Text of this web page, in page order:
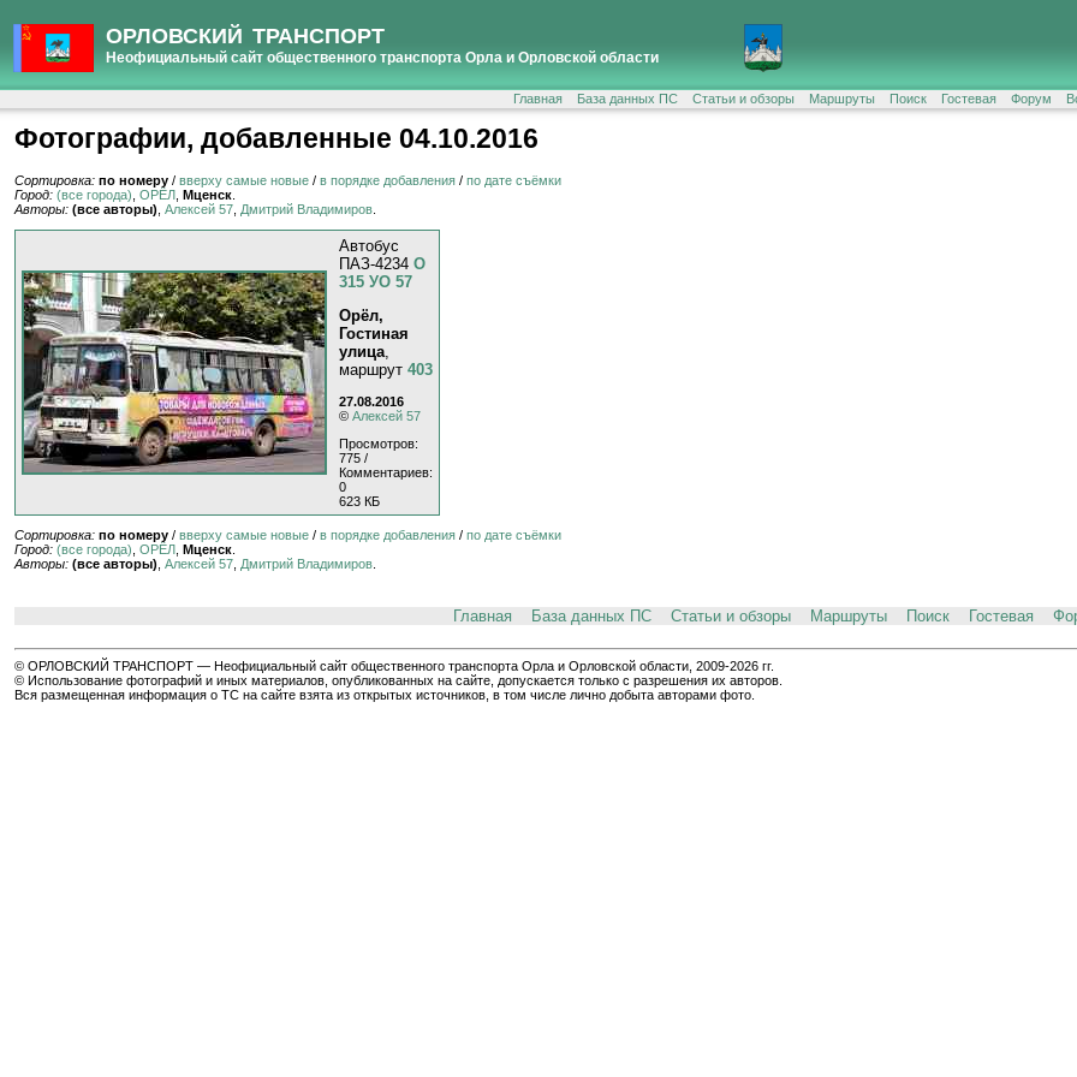
ОРЛОВСКИЙ ТРАНСПОРТ
Неофициальный сайт общественного транспорта Орла и Орловской области
Главная База данных ПС Статьи и обзоры Маршруты Поиск Гостевая Форум
Фотографии, добавленные 04.10.2016
Сортировка: по номеру / вверху самые новые / в порядке добавления / по дате съёмки
Город: (все города) ОРЁЛ Мценск
Авторы: (все авторы) Алексей 57 Дмитрий Владимиров
Автобус
ПАЗ-4234 О
315 УО 57
Орёл,
Гостиная
улица,
маршрут 403
27.08.2016
© Алексей 57
Просмотров:
775 /
Комментариев:
0
623 КБ
Сортировка: по номеру / вверху самые новые / в порядке добавления / по дате съёмки
Город: (все города), ОРЁЛ, Мценск.
Авторы: (все авторы), Алексей 57, Дмитрий Владимиров.
Главная База данных ПС Статьи и обзоры Маршруты Поиск Гостевая
© ОРЛОВСКИЙ ТРАНСПОРТ — Неофициальный сайт общественного транспорта Орла и Орловской области, 2009-2026 гг.
© Использование фотографий и иных материалов, опубликованных на сайте, допускается только с разрешения их авторов.
Вся размещенная информация о ТС на сайте взята из открытых источников, в том числе лично добыта авторами фото.